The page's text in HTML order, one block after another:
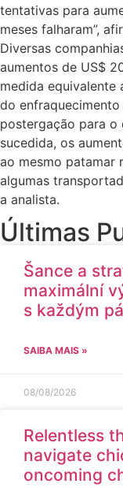
tentativas para
meses falharam”,
Diversas
aumentos de US$
medida equivalente
do
postergação para
sucedida, os
ao mesmo patamar
algumas
a analista.
Últimas
Šance a
maximální
s každým
SAIBA MAIS »
08/08/2026
Relentless
navigate
oncoming